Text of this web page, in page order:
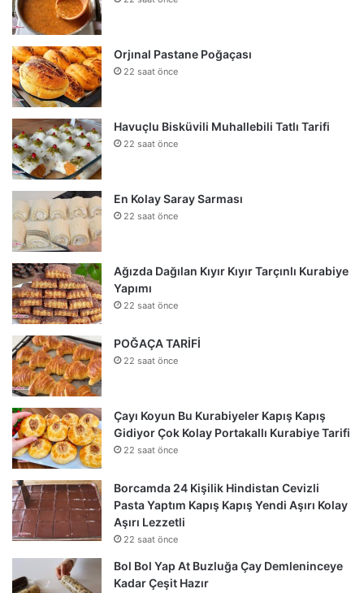
Orjınal Pastane Poğaçası
22 saat önce
Havuçlu Bisküvili Muhallebili Tatlı Tarifi
22 saat önce
En Kolay Saray Sarması
22 saat önce
Ağızda Dağılan Kıyır Kıyır Tarçınlı Kurabiye
Yapımı
22 saat önce
POĞAÇA TARİFİ
22 saat önce
Çayı Koyun Bu Kurabiyeler Kapış Kapış
Gidiyor Çok Kolay Portakallı Kurabiye Tarifi
22 saat önce
Borcamda 24 Kişilik Hindistan Cevizli
Pasta Yaptım Kapış Kapış Yendi Aşırı Kolay
Aşırı Lezzetli
22 saat önce
Bol Bol Yap At Buzluğa Çay Demleninceye
Kadar Çeşit Hazır